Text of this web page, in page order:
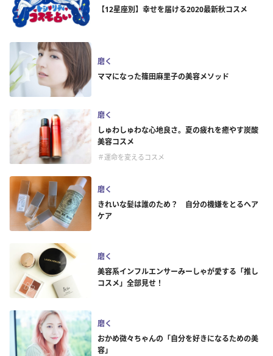
【12星座別】幸せを届ける2020最新秋コスメ
磨く
ママになった篠田麻里子の美容メソッド
磨く
しゅわしゅわな心地良さ。夏の疲れを癒やす炭酸
美容コスメ
＃運命を変えるコスメ
磨く
きれいな髪は誰のため？ 自分の機嫌をとるヘア
ケア
磨く
美容系インフルエンサーみーしゃが愛する「推し
コスメ」全部見せ！
磨く
おかめ微々ちゃんの「自分を好きになるための美
容」